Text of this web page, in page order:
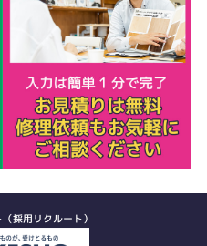
採用リクルート）